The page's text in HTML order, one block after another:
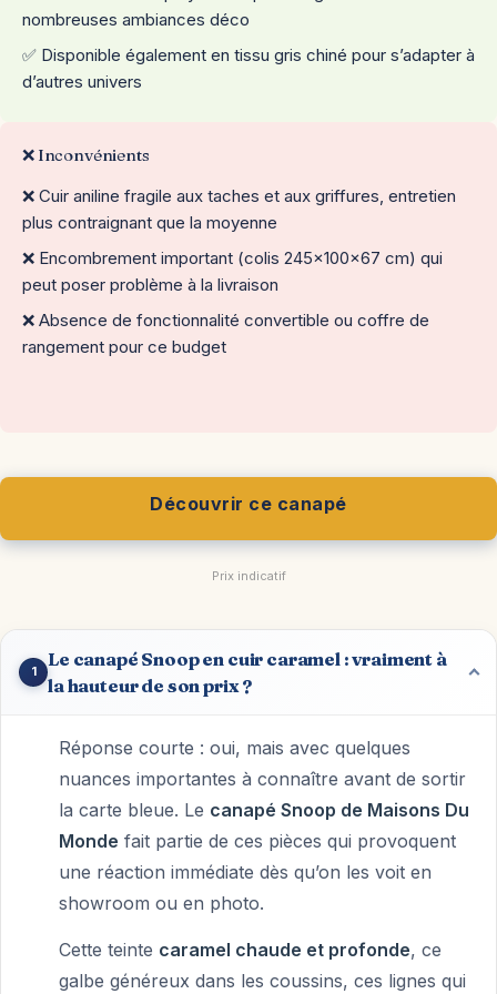
nombreuses ambiances déco
✅ Disponible également en tissu gris chiné pour s’adapter à
d’autres univers
❌ Inconvénients
❌ Cuir aniline fragile aux taches et aux griffures, entretien
plus contraignant que la moyenne
❌ Encombrement important (colis 245x100x67 cm) qui
peut poser problème à la livraison
❌ Absence de fonctionnalité convertible ou coffre de
rangement pour ce budget
Découvrir ce canapé
Prix indicatif
1
Le canapé Snoop en cuir caramel : vraiment à
la hauteur de son prix ?
Réponse courte : oui, mais avec quelques
nuances importantes à connaître avant de sortir
la carte bleue. Le canapé Snoop de Maisons Du
Monde fait partie de ces pièces qui provoquent
une réaction immédiate dès qu’on les voit en
showroom ou en photo.
Cette teinte caramel chaude et profonde, ce
galbe généreux dans les coussins, ces lignes qui